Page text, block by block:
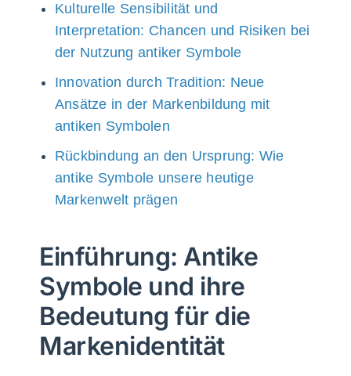
Kulturelle Sensibilität und
Interpretation: Chancen und Risiken bei
der Nutzung antiker Symbole
Innovation durch Tradition: Neue
Ansätze in der Markenbildung mit
antiken Symbolen
Rückbindung an den Ursprung: Wie
antike Symbole unsere heutige
Markenwelt prägen
Einführung: Antike
Symbole und ihre
Bedeutung für die
Markenidentität